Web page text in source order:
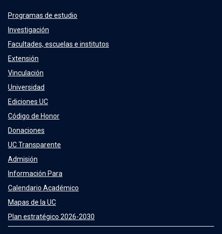
Programas de estudio
Investigación
Facultades, escuelas e institutos
Extensión
Vinculación
Universidad
Ediciones UC
Código de Honor
Donaciones
UC Transparente
Admisión
Información Para
Calendario Académico
Mapas de la UC
Plan estratégico 2026-2030